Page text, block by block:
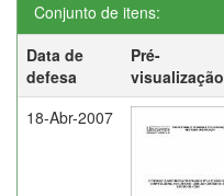
Conjunto de itens:
Data de
defesa
Pré-
visualização
18-Abr-2007